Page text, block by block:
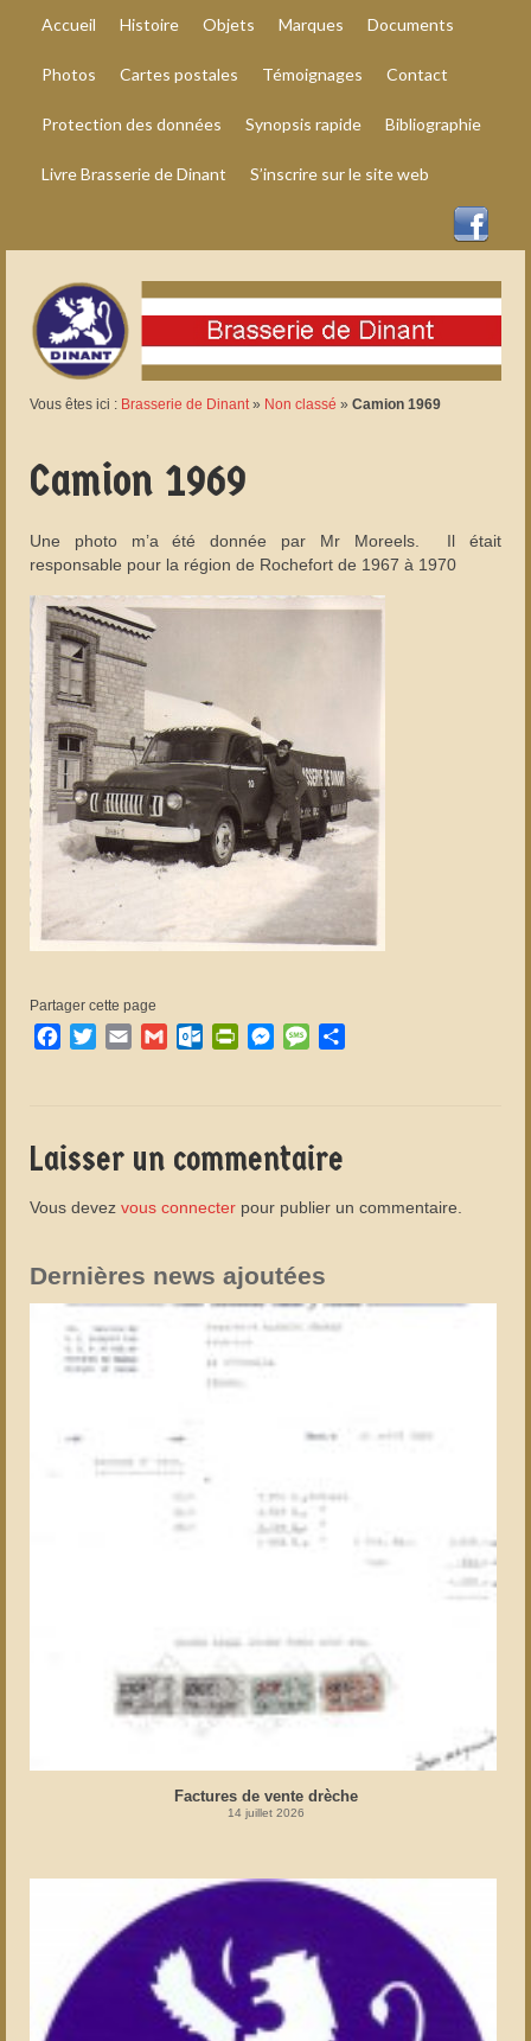
Accueil Histoire Objets Marques Documents
Photos Cartes postales Témoignages Contact
Protection des données Synopsis rapide Bibliographie
Livre Brasserie de Dinant S’inscrire sur le site web
Vous êtes ici : Brasserie de Dinant» Non classé » Camion 1969
Camion 1969
Une photo m’a été donnée par Mr Moreels. Il était
responsable pour la région de Rochefort de 1967 à 1970
Partager cette page
Facebook
TwitterEmail GmailOutlook.com
PrintFriendly
Messenger
Message
Laisser un commentaire
Vous devez vous connecter pour publier un commentaire.
Dernières news ajoutées
Factures de vente drèche
14 juillet 2026